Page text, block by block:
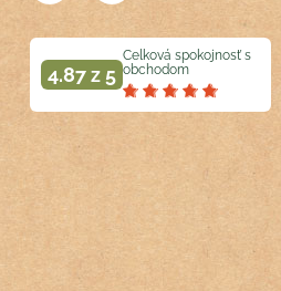
4.87 z 5
Celková spokojnosť s
obchodom